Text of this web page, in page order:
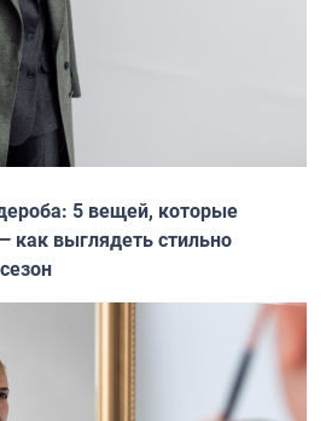
5 вещей, которые
как выглядеть стильно